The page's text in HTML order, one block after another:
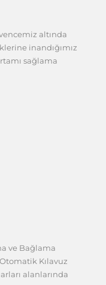
altında
inandığımız
sağlama
ve Bağlama
Kılavuz
alanlarında